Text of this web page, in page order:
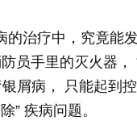
治疗中，究竟能
员手里的灭火器，
屑病， 只能起到
” 疾病问题。